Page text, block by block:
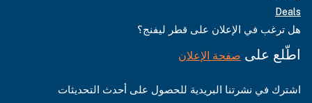
Deals
هل ترغب في الإعلان على قطر ليفنج؟
اطّلع على صفحة الإعلان
اشترك في نشرتنا البريدية للحصول على أحدث التحديثات